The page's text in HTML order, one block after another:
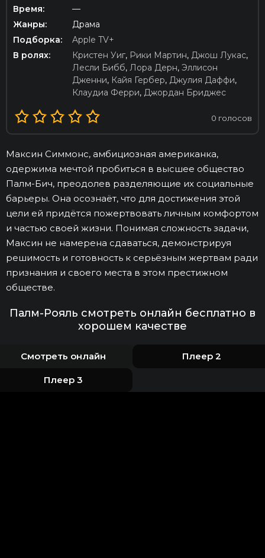
Время:
—
Жанры:
Драма
Подборка:
Apple TV+
В ролях:
Кристен Уиг, Рики Мартин, Джош Лукас,
Лесли Бибб, Лора Дерн, Эллисон
Дженни, Кайя Гербер, Джулия Даффи,
Клаудиа Ферри, Джордан Бриджес
0 голосов
Максин Симмонс, амбициозная американка,
одержима мечтой пробиться в высшее общество
Палм-Бич, преодолев разделяющие их социальные
барьеры. Она осознаёт, что для достижения этой
цели ей придётся пожертвовать личным комфортом
и частью своей жизни. Понимая сложность задачи,
Максин не намерена сдаваться, демонстрируя
решимость и готовность к серьёзным жертвам ради
признания и своего места в этом престижном
обществе.
Палм-Рояль смотреть онлайн бесплатно в
хорошем качестве
Смотреть онлайн Плеер 2
Плеер 3